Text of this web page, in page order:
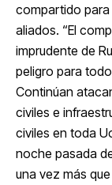
compartido
aliados. “El
imprudente de
peligro para
Continúan
civiles e
civiles en toda
noche pasada
una vez más